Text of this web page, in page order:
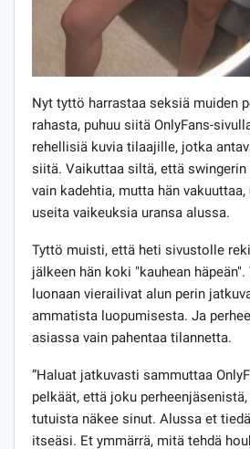
Nyt tyttö harrastaa seksiä muiden
rahasta, puhuu siitä OnlyFans-
rehellisiä kuvia tilaajille, jotka
siitä. Vaikuttaa siltä, ​​​​että
vain kadehtia, mutta hän
useita vaikeuksia uransa alussa.
Tyttö muisti, että heti sivustolle
jälkeen hän koki "kauhean
luonaan vierailivat alun perin
ammatista luopumisesta. Ja
asiassa vain pahentaa tilannetta.
”Haluat jatkuvasti sammuttaa
pelkäät, että joku
tutuista näkee sinut. Alussa et
itseäsi. Et ymmärrä, mitä tehdä